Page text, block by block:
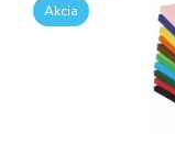
Akcia